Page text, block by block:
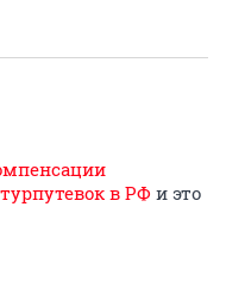
в РФ и это